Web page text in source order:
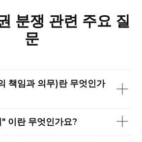
분쟁 관련 주요 질
문
책임과 의무)란 무엇인가
이란 무엇인가요?